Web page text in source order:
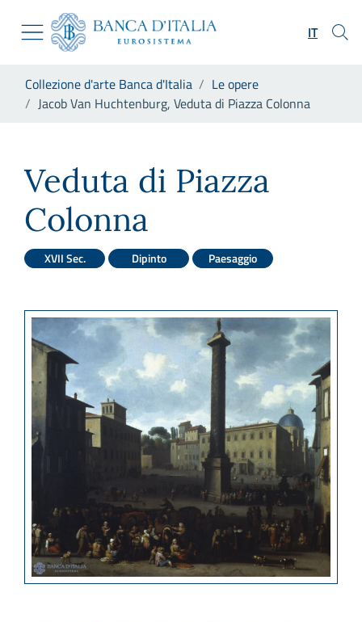
Skip to Main Content
Vai al sito istituzionale
Vai al menu di navigazione
Vai alla ricerca
Vai al footer
IT
Collezione d'arte Banca d'Italia
Le opere
Jacob Van Huchtenburg, Veduta di Piazza Colonna
Veduta di Piazza
Colonna
XVII Sec. Dipinto Paesaggio